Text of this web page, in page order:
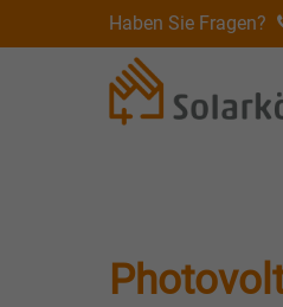
Haben Sie Fragen?